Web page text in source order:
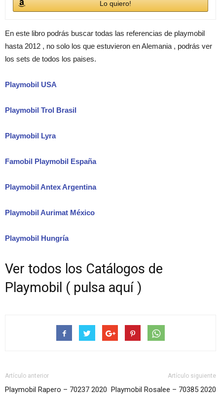
Lo quiero!
En este libro podrás buscar todas las referencias de playmobil
hasta 2012 , no solo los que estuvieron en Alemania , podrás ver
los sets de todos los paises.
Playmobil USA
Playmobil Trol Brasil
Playmobil Lyra
Famobil Playmobil España
Playmobil Antex Argentina
Playmobil Aurimat México
Playmobil Hungría
Ver todos los Catálogos de
Playmobil ( pulsa aquí )
Artículo anterior
Playmobil Rapero – 70237 2020
Artículo siguiente
Playmobil Rosalee – 70385 2020